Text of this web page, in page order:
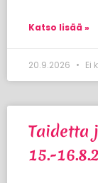
Katso lisää »
20.9.2026 Ei
Taidetta
15.-